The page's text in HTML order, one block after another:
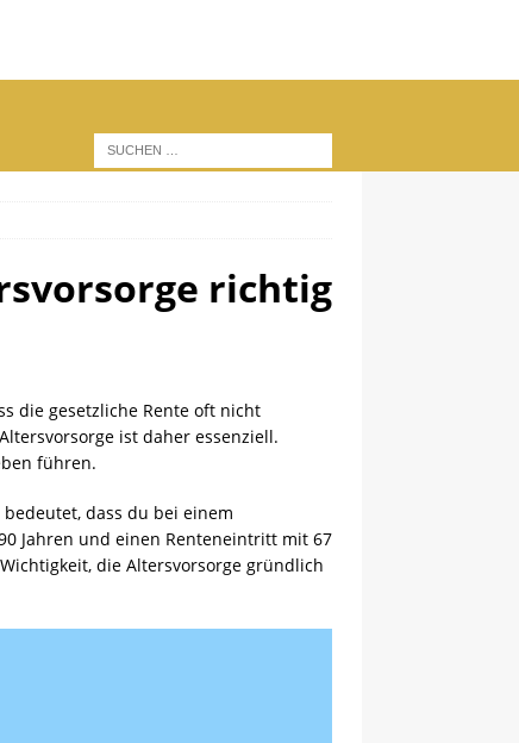
richtig
die gesetzliche Rente oft nicht
ist daher essenziell.
führen.
dass du bei einem
Jahren und einen Renteneintritt mit 67
die Altersvorsorge gründlich